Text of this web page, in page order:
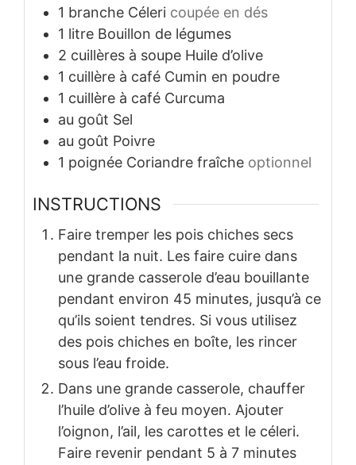
1 branche Céleri coupée en dés
1 litre Bouillon de légumes
2 cuillères à soupe Huile d’olive
1 cuillère à café Cumin en poudre
1 cuillère à café Curcuma
au goût Sel
au goût Poivre
1 poignée Coriandre fraîche optionnel
INSTRUCTIONS
Faire tremper les pois chiches secs
pendant la nuit. Les faire cuire dans
une grande casserole d’eau bouillante
pendant environ 45 minutes, jusqu’à ce
qu’ils soient tendres. Si vous utilisez
des pois chiches en boîte, les rincer
sous l’eau froide.
Dans une grande casserole, chauffer
l’huile d’olive à feu moyen. Ajouter
l’oignon, l’ail, les carottes et le céleri.
Faire revenir pendant 5 à 7 minutes